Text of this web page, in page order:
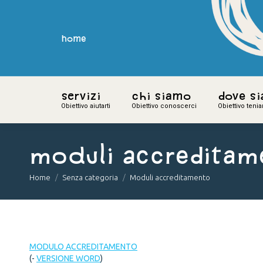
home
Servizi
Obiettivo aiutarti
Chi siamo
Obiettivo conoscerci
Dove
Obiettivo
Moduli
You are here:
Home Senza categoria Moduli accreditamento
MODULO ACCREDITAMENTO
(- VERSIONE WORD)
home
Servizi
Obiettivo aiutarti
Chi siamo
Obiettivo conoscerci
Dove
Obiettivo